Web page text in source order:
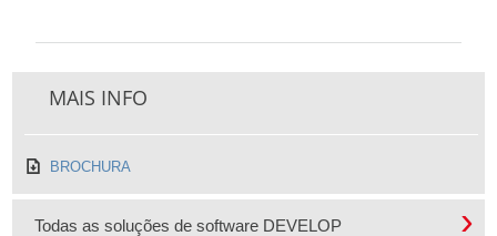
MAIS INFO
BROCHURA
Todas as soluções de software DEVELOP